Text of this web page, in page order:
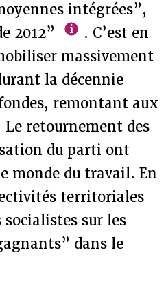
intégrées”,
2012”
. C’est en
massivement
la décennie
remontant aux
Le retournement des
du parti ont
monde du travail. En
territoriales
sur les
dans le